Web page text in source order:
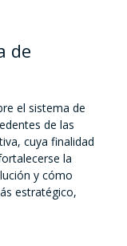
de
el sistema de
de las
cuya finalidad
la
y cómo
estratégico,